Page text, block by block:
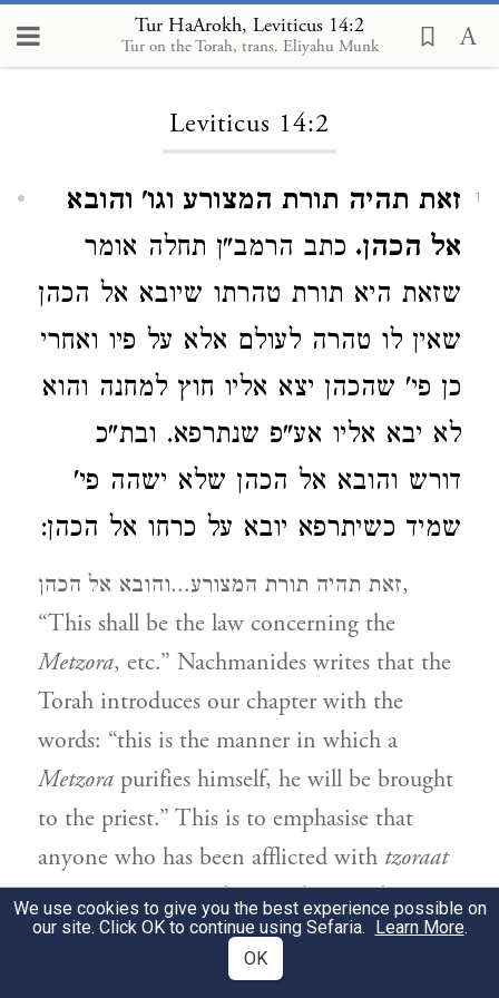
Tur HaArokh, Leviticus 14:2
Tur on the Torah, trans. Eliyahu Munk
Loading...
Leviticus 14:2
1
זאת תהיה תורת המצורע וגו' והובא
אל הכהן. כתב הרמב"ן תחלה אומר
שזאת היא תורת טהרתו שיובא אל הכהן
שאין לו טהרה לעולם אלא על פיו ואחרי
כן פי' שהכהן יצא אליו חוץ למחנה והוא
לא יבא אליו אע"פ שנתרפא. ובת"כ
דורש והובא אל הכהן שלא ישהה פי'
שמיד כשיתרפא יובא על כרחו אל הכהן:
זאת תהיה תורת המצורע...והובא אל הכהן,
“This shall be the law concerning the
Metzora, etc.” Nachmanides writes that the
Torah introduces our chapter with the
words: “this is the manner in which a
Metzora purifies himself, he will be brought
to the priest.” This is to emphasise that
anyone who has been afflicted with tzoraat
cannot ever regain his standing in the
community, i.e. become purified, without
the assistance of the priest. Having
We use cookies to give you the best experience possible on
our site. Click OK to continue using Sefaria. Learn More.
OK